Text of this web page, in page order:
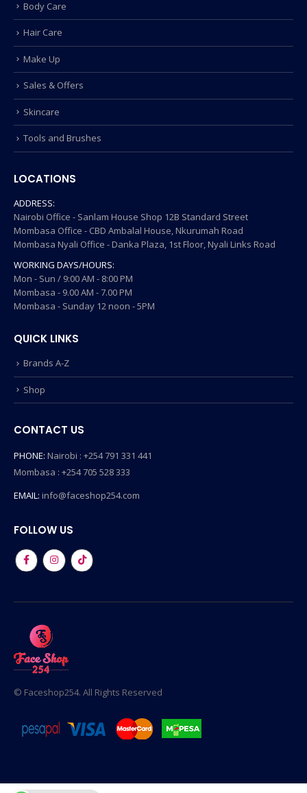
Body Care
Hair Care
Make Up
Sales & Offers
Skincare
Tools and Brushes
LOCATIONS
ADDRESS:
Nairobi Office - Sanlam House Shop 12B Standard Street
Mombasa Office - CBD Ambalal House, Nkurumah Road
Mombasa Nyali Office - Danka Plaza, 1st Floor, Nyali Links Road
WORKING DAYS/HOURS:
Mon - Sun / 9:00 AM - 8:00 PM
Mombasa - 9.00 AM - 7.00 PM
Mombasa - Sunday 12 noon - 5PM
QUICK LINKS
Brands A-Z
Shop
CONTACT US
PHONE: Nairobi : +254 791 331 441
Mombasa : +254 705 528 333
EMAIL: info@faceshop254.com
FOLLOW US
© Faceshop254. All Rights Reserved